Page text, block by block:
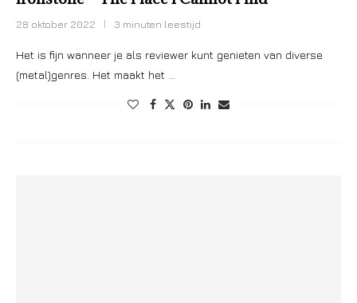
28 oktober 2022 3 minuten leestijd
Het is fijn wanneer je als reviewer kunt genieten van diverse
(metal)genres. Het maakt het …